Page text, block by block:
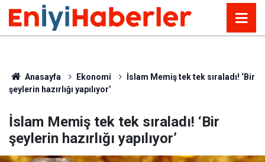
Anasayfa Ekonomi
İslam Memiş tek tek sıraladı! ‘Bir
şeylerin hazırlığı yapılıyor’
İslam Memiş tek tek sıraladı! ‘Bir
şeylerin hazırlığı yapılıyor’